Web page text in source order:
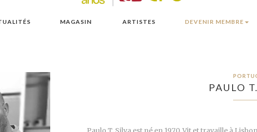
MAGASIN ARTISTES DEVENIR MEMBRE
PAULO